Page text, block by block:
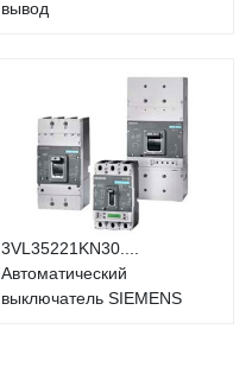
вывод
3VL35221KN30....
Автоматический
выключатель SIEMENS